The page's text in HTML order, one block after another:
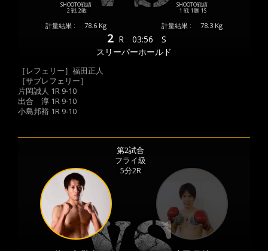
SHOOTO戦績
2 戦 2敗
計量結果 : 78.6 Kg
SHOOTO戦績
1 戦 1勝 1S
計量結果 : 78.3 Kg
2 R 03:56
S
スリーパーホールド
［レフェリー］福田正人
［サブレフェリー］
片岡誠人 1R 9-10
出合 淳 1R 9-10
小島邦裕 1R 9-10
第2試合
フライ級
5分2R